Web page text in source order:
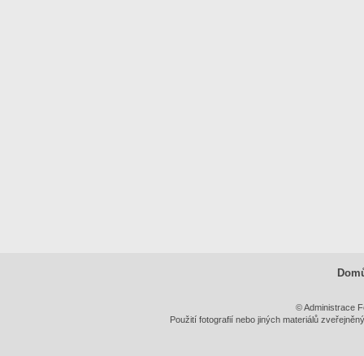
© Administrace
Použití fotografií nebo jiných materiálů